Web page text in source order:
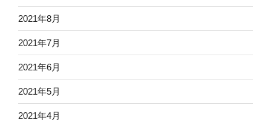
2021年8月
2021年7月
2021年6月
2021年5月
2021年4月